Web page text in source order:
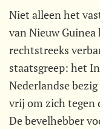
Niet alleen het
van Nieuw
rechtstreeks
staatsgreep: het
Nederlandse
vrij om zich tegen
De bevelhebber